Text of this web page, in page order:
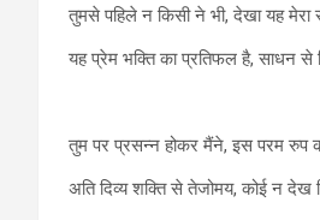
तुमसे पहिले न किसी ने भी, देखा यह मेरा
यह प्रेम भक्ति का प्रतिफल है, साधन से
तुम पर प्रसन्न होकर मैंने, इस परम रुप
अति दिव्य शक्ति से तेजोमय, कोई न देख